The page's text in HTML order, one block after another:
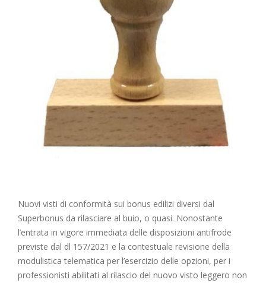
Nuovi visti di conformità sui bonus edilizi diversi dal
Superbonus da rilasciare al buio, o quasi. Nonostante
l’entrata in vigore immediata delle disposizioni antifrode
previste dal dl 157/2021 e la contestuale revisione della
modulistica telematica per l’esercizio delle opzioni, per i
professionisti abilitati al rilascio del nuovo visto leggero non